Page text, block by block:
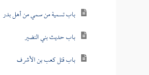
باب تسمية من سمي من أهل بدر
باب حديث بني النضير
باب قتل كعب بن الأشرف